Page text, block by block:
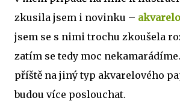
zkusila jsem i novinku –
jsem se s nimi trochu zkoušela
zatím se tedy moc
příště na jiný typ akvarelového
budou více poslouchat.